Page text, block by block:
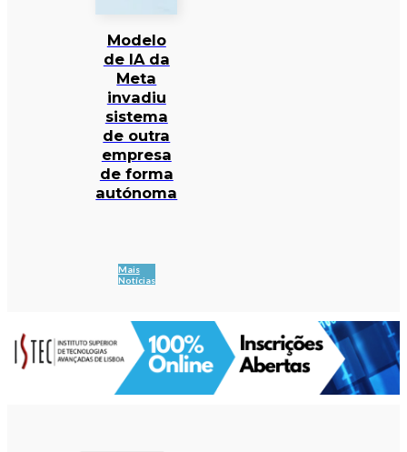
Modelo
de IA da
Meta
invadiu
sistema
de outra
empresa
de forma
autónoma
Mais
Notícias